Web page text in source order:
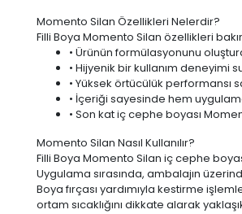
Momento Silan Özellikleri Nelerdir?
Filli Boya Momento Silan özellikleri
• Ürünün formülasyonunu
• Hijyenik bir kullanım deneyimi
• Yüksek örtücülük performansı
• İçeriği sayesinde hem
• Son kat iç cephe boyası
Momento Silan Nasıl Kullanılır?
Filli Boya Momento Silan iç cephe
Uygulama sırasında, ambalajın
Boya fırçası yardımıyla kestirme
ortam sıcaklığını dikkate alarak